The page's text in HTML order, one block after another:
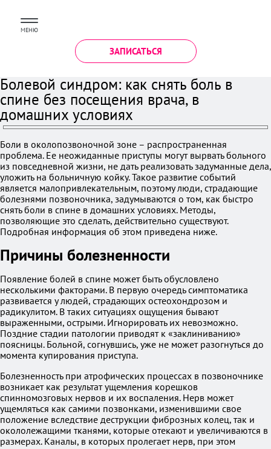
МЕНЮ
ЗАПИСАТЬСЯ
Болевой синдром: как снять боль в
спине без посещения врача, в
домашних условиях
Боли в околопозвоночной зоне – распространенная
проблема. Ее неожиданные приступы могут вырвать больного
из повседневной жизни, не дать реализовать задуманные дела,
уложить на больничную койку. Такое развитие событий
является малопривлекательным, поэтому люди, страдающие
болезнями позвоночника, задумываются о том, как быстро
снять боли в спине в домашних условиях. Методы,
позволяющие это сделать, действительно существуют.
Подробная информация об этом приведена ниже.
Причины болезненности
Появление болей в спине может быть обусловлено
несколькими факторами. В первую очередь симптоматика
развивается у людей, страдающих остеохондрозом и
радикулитом. В таких ситуациях ощущения бывают
выраженными, острыми. Игнорировать их невозможно.
Поздние стадии патологии приводят к «заклиниванию»
поясницы. Больной, согнувшись, уже не может разогнуться до
момента купирования приступа.
Болезненность при атрофических процессах в позвоночнике
возникает как результат ущемления корешков
спинномозговых нервов и их воспаления. Нерв может
ущемляться как самими позвонками, изменившими свое
положение вследствие деструкции фиброзных колец, так и
окололежащими тканями, которые отекают и увеличиваются в
размерах. Каналы, в которых пролегает нерв, при этом